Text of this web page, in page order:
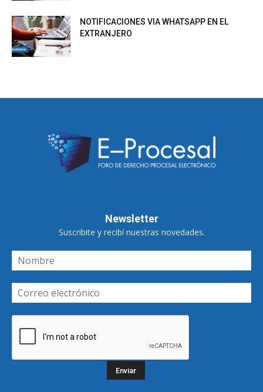
NOTIFICACIONES VIA WHATSAPP EN EL
EXTRANJERO
Newsletter
Suscribite y recibí nuestras novedades.